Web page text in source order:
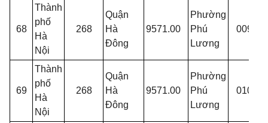
68
Thành
phố
Hà
Nội
268
Quận
Hà
Đông
9571.00
Phường
Phú
Lương
009
69
Thành
phố
Hà
Nội
268
Quận
Hà
Đông
9571.00
Phường
Phú
Lương
010